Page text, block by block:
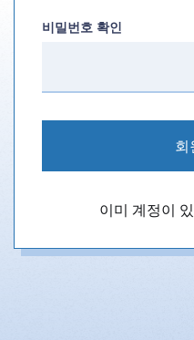
비밀번호 확인
회
이미 계정이